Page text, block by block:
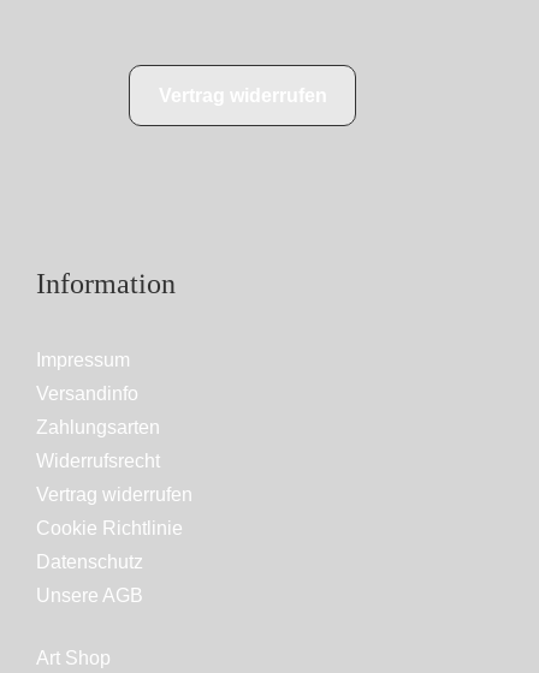
Information
Impressum
Versandinfo
Zahlungsarten
Widerrufsrecht
Vertrag widerrufen
Cookie Richtlinie
Datenschutz
Unsere AGB
Art Shop